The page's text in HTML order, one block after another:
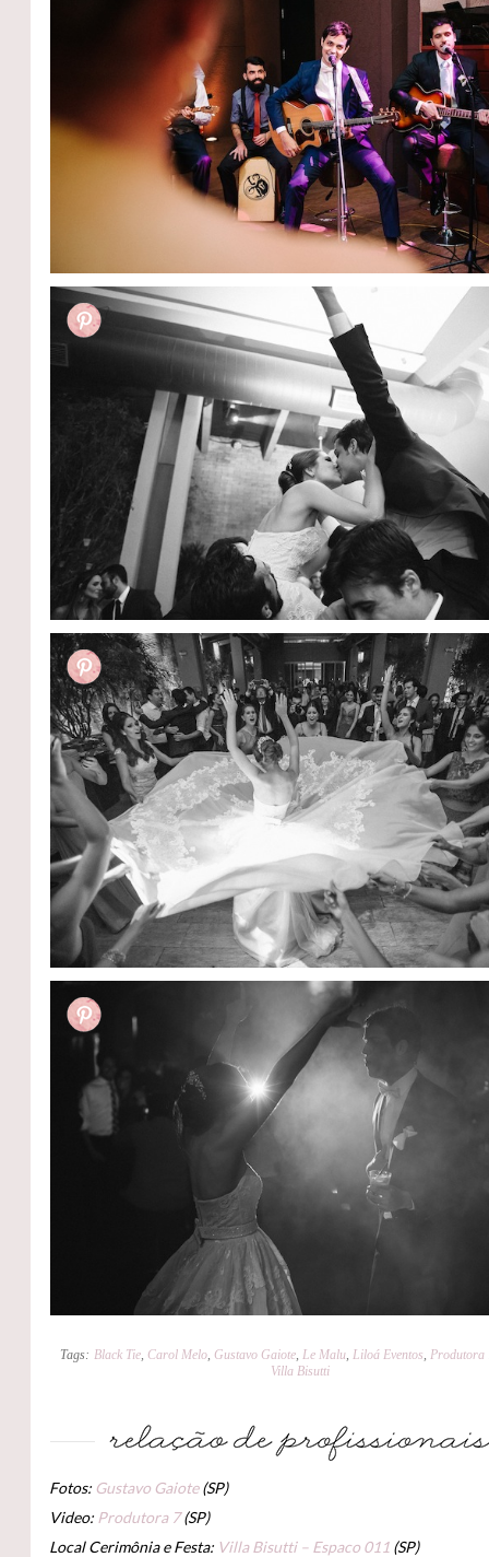
Tags: Black Tie, Carol Melo, Gustavo Gaiote, Le Malu, Liloá Eventos, Produtora
Villa Bisutti
Fotos: Gustavo Gaiote(SP)
Video: Produtora 7(SP)
Local Cerimônia e Festa: Villa Bisutti – Espaco 011 (SP)